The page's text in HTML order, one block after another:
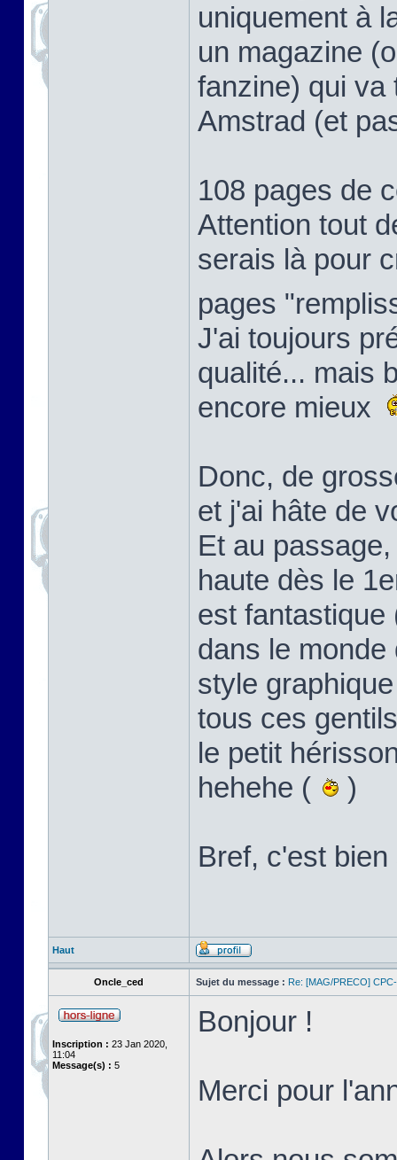
uniquement à
un magazine
fanzine) qui va
Amstrad (et
108 pages de
Attention tout
serais là pour
pages
J'ai toujours
qualité... mais
encore mieux
Donc, de
et j'ai hâte de
Et au
haute dès le
est fantastique
dans le
style
tous ces
le petit
hehehe (
)
Bref, c'est
Haut
Oncle_ced Sujet du message : Re: [MAG/PRECO]
Inscription : 23 Jan 2020,
11:04
Message(s) : 5
Bonjour !
Merci pour